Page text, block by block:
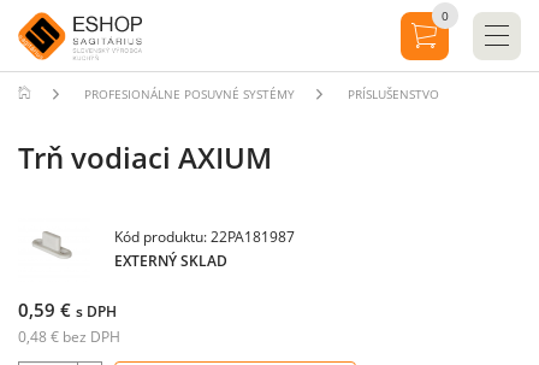
PROFESIONÁLNE POSUVNÉ SYSTÉMY PRÍSLUŠENSTVO
Trň vodiaci AXIUM
Kód produktu: 22PA181987
EXTERNÝ SKLAD
0,59 € s DPH
0,48 € bez DPH
0